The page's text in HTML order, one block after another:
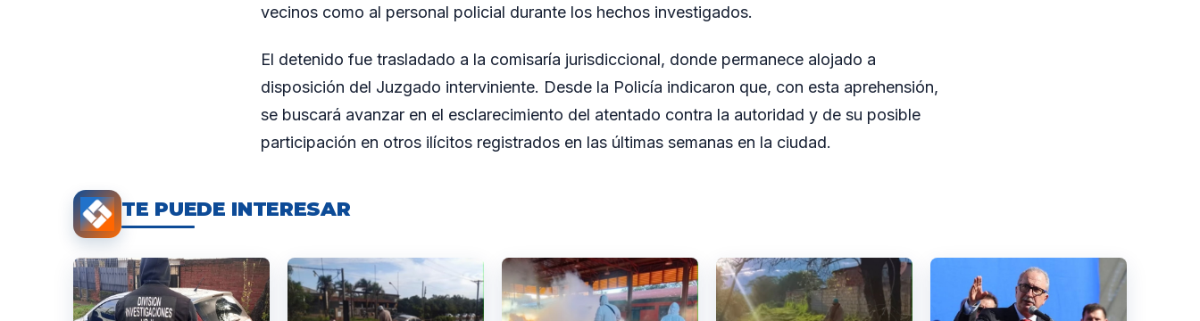
vecinos como al personal policial durante los hechos investigados.
El detenido fue trasladado a la comisaría jurisdiccional, donde permanece alojado a
disposición del Juzgado interviniente. Desde la Policía indicaron que, con esta aprehensión,
se buscará avanzar en el esclarecimiento del atentado contra la autoridad y de su posible
participación en otros ilícitos registrados en las últimas semanas en la ciudad.
TE PUEDE INTERESAR